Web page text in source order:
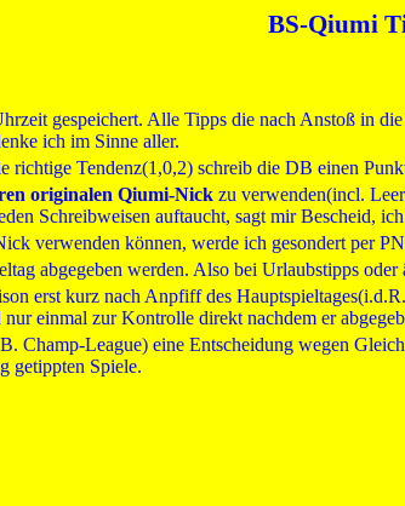
BS-Qiumi
gespeichert. Alle Tipps die nach Anstoß in
ich im Sinne aller.
richtige Tendenz(1,0,2) schreib die DB einen
originalen Qiumi-Nick zu verwenden(incl.
Schreibweisen auftaucht, sagt mir Bescheid,
verwenden können, werde ich gesondert per
abgegeben werden. Also bei Urlaubstipps
erst kurz nach Anpfiff des
einmal zur Kontrolle direkt nachdem er
Champ-League) eine Entscheidung wegen
getippten Spiele.